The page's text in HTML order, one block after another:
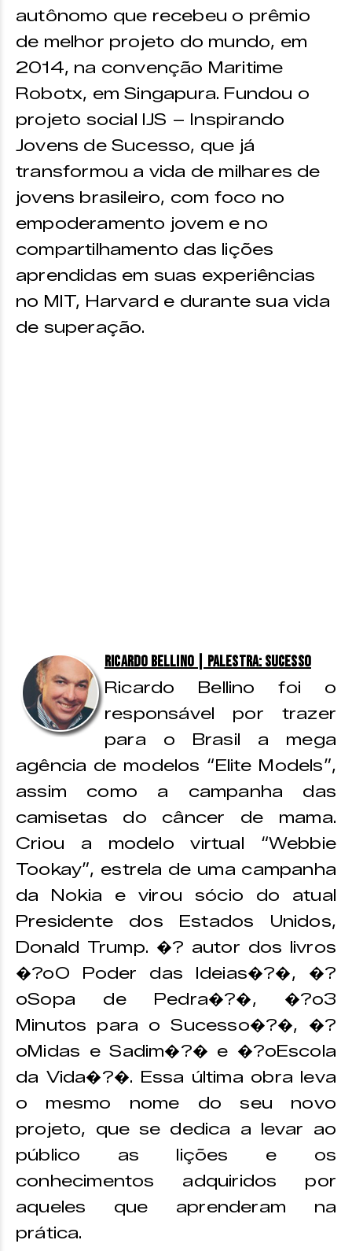
autônomo que recebeu o prêmio
de melhor projeto do mundo, em
2014, na convenção Maritime
Robotx, em Singapura. Fundou o
projeto social IJS – Inspirando
Jovens de Sucesso, que já
transformou a vida de milhares de
jovens brasileiro, com foco no
empoderamento jovem e no
compartilhamento das lições
aprendidas em suas experiências
no MIT, Harvard e durante sua vida
de superação.
Ricardo Bellino | Palestra: Sucesso
Ricardo Bellino foi o
responsável por trazer
para o Brasil a mega
agência de modelos “Elite Models”,
assim como a campanha das
camisetas do câncer de mama.
Criou a modelo virtual “Webbie
Tookay”, estrela de uma campanha
da Nokia e virou sócio do atual
Presidente dos Estados Unidos,
Donald Trump. �? autor dos livros
�?oO Poder das Ideias�?�, �?
oSopa de Pedra�?�, �?o3
Minutos para o Sucesso�?�, �?
oMidas e Sadim�?� e �?oEscola
da Vida�?�. Essa última obra leva
o mesmo nome do seu novo
projeto, que se dedica a levar ao
público as lições e os
conhecimentos adquiridos por
aqueles que aprenderam na
prática.